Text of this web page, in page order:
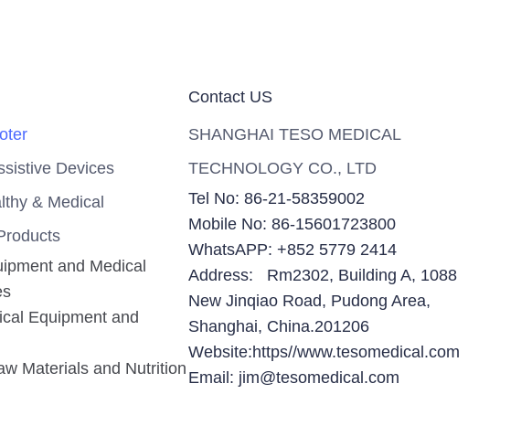
Devices
& Medical
and Medical
Equipment and
Materials and Nutrition
Contact US
SHANGHAI TESO MEDICAL
TECHNOLOGY CO., LTD
Tel No: 86-21-58359002
Mobile No: 86-15601723800
WhatsAPP: +852 5779 2414
Address: Rm2302, Building A, 1088
New Jinqiao Road, Pudong Area,
Shanghai, China.201206
Website:https//www.tesomedical.com
Email: jim@tesomedical.com